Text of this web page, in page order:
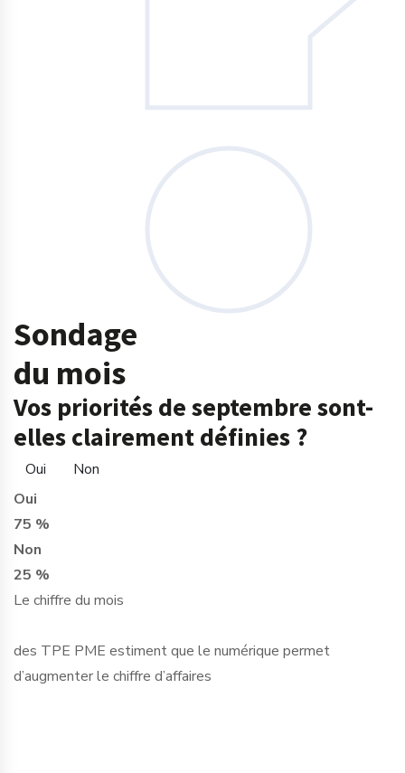
Sondage
du mois
Vos priorités de septembre sont-
elles clairement définies ?
Oui
Non
Oui
75 %
Non
25 %
Le chiffre du mois
des TPE PME estiment que le numérique permet
d’augmenter le chiffre d’affaires